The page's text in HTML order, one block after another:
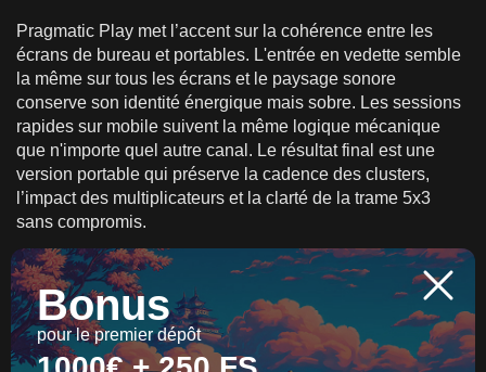
Pragmatic Play met l’accent sur la cohérence entre les
écrans de bureau et portables. L'entrée en vedette semble
la même sur tous les écrans et le paysage sonore
conserve son identité énergique mais sobre. Les sessions
rapides sur mobile suivent la même logique mécanique
que n'importe quel autre canal. Le résultat final est une
version portable qui préserve la cadence des clusters,
l’impact des multiplicateurs et la clarté de la trame 5x3
sans compromis.
Jouez maintenant
Bonus
pour le premier dépôt